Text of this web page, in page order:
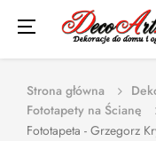
Toggle
navigation
☰
Strona główna
Fototapety na Ścianę
Fototapeta - Grzegorz